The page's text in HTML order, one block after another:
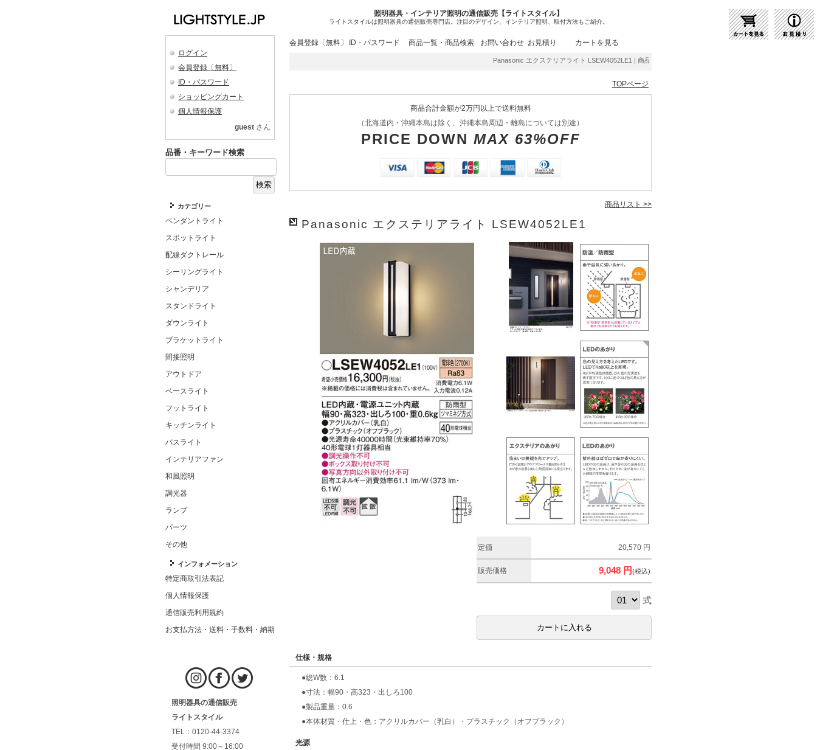
照明器具・インテリア照明の通信販売【ライトスタイル】
ライトスタイルは照明器具の通信販売専門店。注目のデザイン、インテリア照明、取付方法もご紹介。
ログイン
会員登録〔無料〕
ID・パスワード
ショッピングカート
個人情報保護
guest さん
品番・キーワード検索
カテゴリー
ペンダントライト
スポットライト
配線ダクトレール
シーリングライト
シャンデリア
スタンドライト
ダウンライト
ブラケットライト
間接照明
アウトドア
ベースライト
フットライト
キッチンライト
バスライト
インテリアファン
和風照明
調光器
ランプ
パーツ
その他
インフォメーション
特定商取引法表記
個人情報保護
通信販売利用規約
お支払方法・送料・手数料・納期
照明器具の通信販売
ライトスタイル
TEL：0120-44-3374
受付時間 9:00～16:00
会員登録〔無料〕 ID・パスワード 商品一覧・商品検索 お問い合わせ お見積り カートを見る
Panasonic エクステリアライト LSEW4052LE1 | 商品紹介 | 照明器具の通販・インテリア照明の通信販売【ライ
TOPページ
商品合計金額が2万円以上で送料無料
（北海道内・沖縄本島は除く、沖縄本島周辺・離島については別途）
PRICE DOWN MAX 63%OFF
商品リスト >>
Panasonic エクステリアライト LSEW4052LE1
定価 20,570 円
販売価格 9,048 円(税込)
式
仕様・規格
●総W数：6.1
●寸法：幅90・高323・出しろ100
●製品重量：0.6
●本体材質・仕上・色：アクリルカバー（乳白）・プラスチック（オフブラック）
光源